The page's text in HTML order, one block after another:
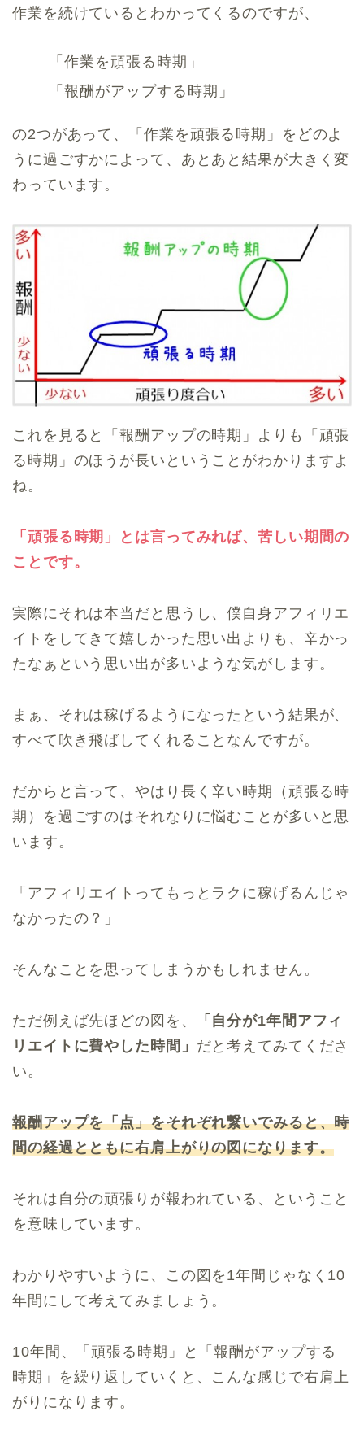
作業を続けているとわかってくるのですが、
「作業を頑張る時期」
「報酬がアップする時期」
の2つがあって、「作業を頑張る時期」をどのよ
うに過ごすかによって、あとあと結果が大きく変
わっています。
これを見ると「報酬アップの時期」よりも「頑張
る時期」のほうが長いということがわかりますよ
ね。
「頑張る時期」とは言ってみれば、苦しい期間の
ことです。
実際にそれは本当だと思うし、僕自身アフィリエ
イトをしてきて嬉しかった思い出よりも、辛かっ
たなぁという思い出が多いような気がします。
まぁ、それは稼げるようになったという結果が、
すべて吹き飛ばしてくれることなんですが。
だからと言って、やはり長く辛い時期（頑張る時
期）を過ごすのはそれなりに悩むことが多いと思
います。
「アフィリエイトってもっとラクに稼げるんじゃ
なかったの？」
そんなことを思ってしまうかもしれません。
ただ例えば先ほどの図を、
「自分が1年間アフィ
リエイトに費やした時間」 だと考えてみてくださ
い。
報酬アップを「点」をそれぞれ繋いでみると、時
間の経過とともに右肩上がりの図になります。
それは自分の頑張りが報われている、ということ
を意味しています。
わかりやすいように、この図を1年間じゃなく10
年間にして考えてみましょう。
10年間、「頑張る時期」と「報酬がアップする
時期」を繰り返していくと、こんな感じで右肩上
がりになります。